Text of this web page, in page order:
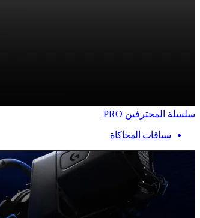
سلسلة المحترفين PRO
سباقات المحاكاة